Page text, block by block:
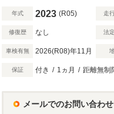
年式 2023 (R05) 走
修復歴 なし 法
車検有無 2026(R08)年11月
保証 付き / 1ヵ月 / 距離無制
メールでのお問い合わせ